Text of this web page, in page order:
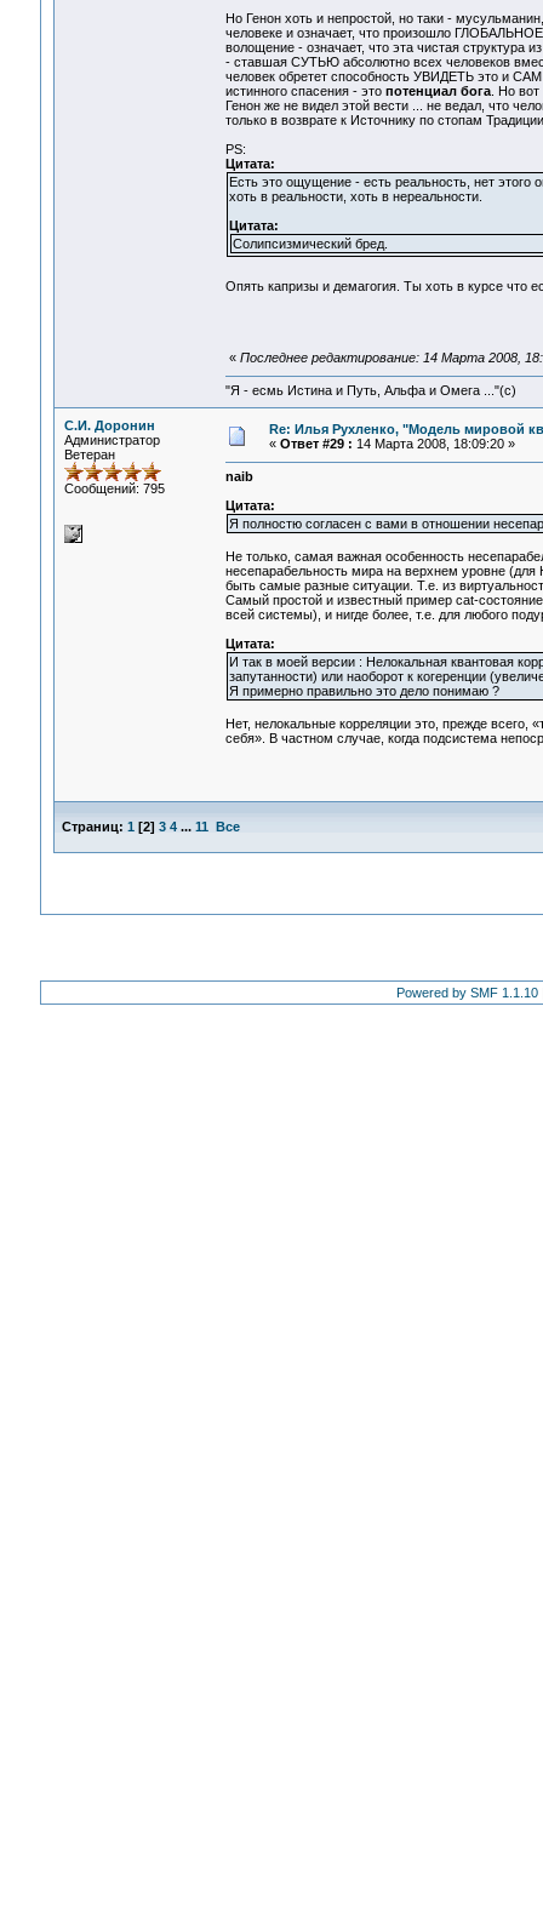
Но Генон хоть и непростой, но таки -
человеке и означает, что произошло
волощение - означает, что эта чистая
- ставшая СУТЬЮ абсолютно всех человеков
человек обретет способность УВИДЕТЬ это и
истинного спасения - это потенциал бога. Но вот
Генон же не видел этой вести ... не ведал, что
только в возврате к Источнику по стопам
PS:
Цитата:
Есть это ощущение - есть реальность, нет
хоть в реальности, хоть в нереальности.
Цитата:
Солипсизмический бред.
Опять капризы и демагогия. Ты хоть в курсе что
« Последнее редактирование: 14 Марта 2008,
"Я - есмь Истина и Путь, Альфа и Омега ..."(с)
С.И. Доронин
Администратор
Ветеран
Сообщений: 795
Re: Илья Рухленко, "Модель мировой
« Ответ #29 : 14 Марта 2008, 18:09:20 »
naib
Цитата:
Я полностю согласен с вами в отношении
Не только, самая важная особенность
несепарабельность мира на верхнем уровне
быть самые разные ситуации. Т.е. из
Самый простой и известный пример cat-
всей системы), и нигде более, т.е. для любого
Цитата:
И так в моей версии : Нелокальная квантовая
запутанности) или наоборот к когеренции
Я примерно правильно это дело понимаю ?
Нет, нелокальные корреляции это, прежде всего,
себя». В частном случае, когда подсистема
Страниц: 1 [2] 3 4 ... 11 Все
Powered by SMF 1.1.10